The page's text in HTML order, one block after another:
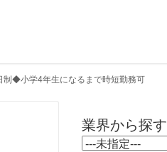
制◆小学4年生になるまで時短勤務可
業界から探す